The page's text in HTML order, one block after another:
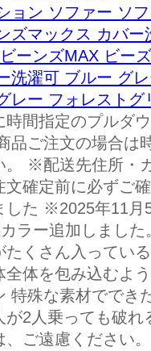
ョン ソファー ソ
ズマックス カバ
ーンズMAX ビー
洗濯可 ブルー グ
レー フォレストグ
間指定のプルダ
品ご注文の場合は
。 ※配送先住所・
文確定前に必ずご
した ※2025年11
ラー追加しまし
たくさん入ってい
全体を包み込むよ
特殊な素材ででき
が2人乗っても破
、ご遠慮ください